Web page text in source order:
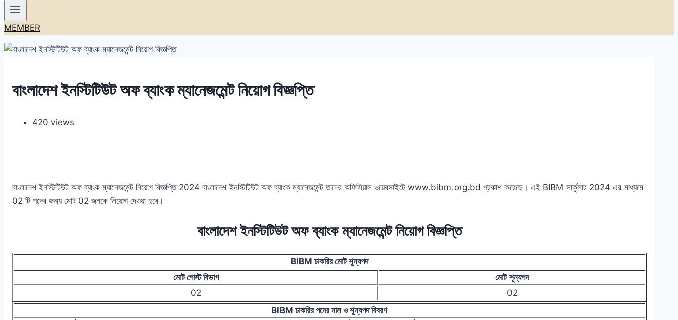
MEMBER
বাংলাদেশ ইনস্টিটিউট অফ ব্যাংক ম্যানেজমেন্ট নিয়োগ বিজ্ঞপ্তি
420 views
বাংলাদেশ ইনস্টিটিউট অফ ব্যাংক ম্যানেজমেন্ট নিয়োগ বিজ্ঞপ্তি 2024 বাংলাদেশ ইনস্টিটিউট অফ ব্যাংক ম্যানেজমেন্ট তাদের অফিসিয়াল ওয়েবসাইটে www.bibm.org.bd প্রকাশ করেছে। এই BIBM সার্কুলার 2024 এর মাধ্যমে
02 টি পদের জন্য মোট 02 জনকে নিয়োগ দেওয়া হবে।
বাংলাদেশ ইনস্টিটিউট অফ ব্যাংক ম্যানেজমেন্ট নিয়োগ বিজ্ঞপ্তি
BIBM চাকরির মোট শূন্যপদ
মোট পোস্ট বিভাগ
মোট শূন্যপদ
02
02
BIBM চাকরির পদের নাম ও শূন্যপদ বিবরণ